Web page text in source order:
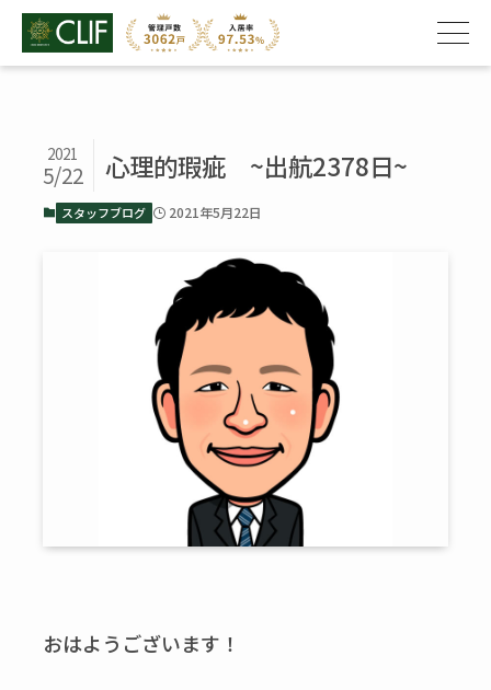
心理的瑕疵 ~出航2378日~
2021
5/22
スタッフブログ 2021年5月22日
おはようございます！